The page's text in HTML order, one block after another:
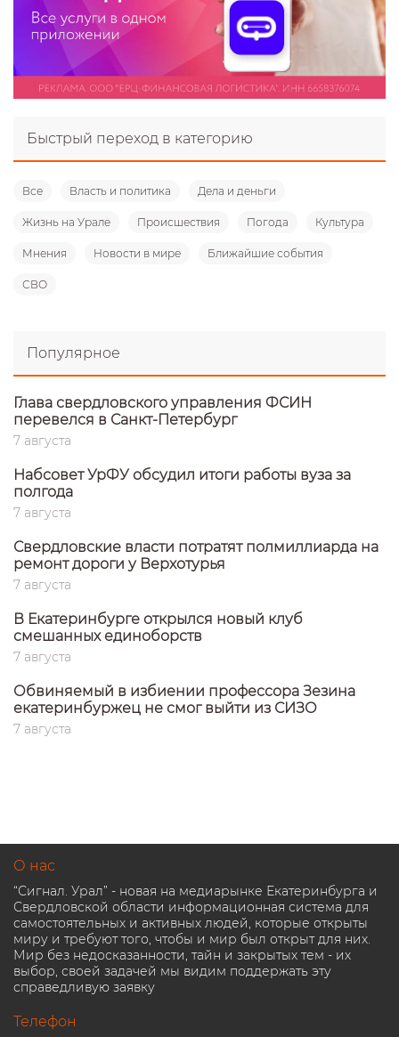
Быстрый переход в категорию
Все Власть и политика Дела и деньги
Жизнь на Урале Происшествия Погода Культура
Мнения Новости в мире Ближайшие события
СВО
Популярное
Глава свердловского управления ФСИН
перевелся в Санкт-Петербург
7 августа
Набсовет УрФУ обсудил итоги работы вуза за
полгода
7 августа
Свердловские власти потратят полмиллиарда на
ремонт дороги у Верхотурья
7 августа
В Екатеринбурге открылся новый клуб
смешанных единоборств
7 августа
Обвиняемый в избиении профессора Зезина
екатеринбуржец не смог выйти из СИЗО
7 августа
О нас
“Сигнал. Урал” - новая на медиарынке Екатеринбурга и
Свердловской области информационная система для
самостоятельных и активных людей, которые открыты
миру и требуют того, чтобы и мир был открыт для них.
Мир без недосказанности, тайн и закрытых тем - их
выбор, своей задачей мы видим поддержать эту
справедливую заявку
Телефон